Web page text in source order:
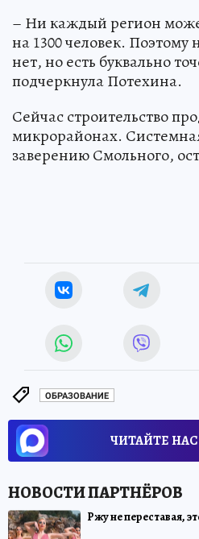
– Ни каждый регион
на 1300 человек.
нет, но есть буквально
подчеркнула Потехина.
Сейчас строительство
микрорайонах.
заверению Смольного,
ОБРАЗОВАНИЕ
ЧИТАЙТЕ
Ржу не переставая,